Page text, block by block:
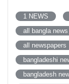
1 NEWS
all bangla
all newspapers
bangladeshi
bangladesh